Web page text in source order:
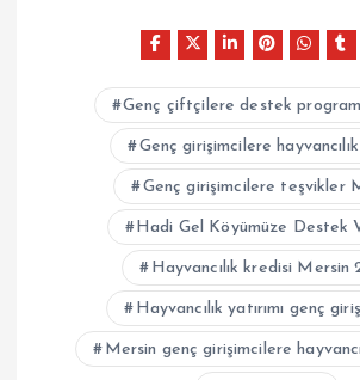
Genç çiftçilere destek
Genç girişimcilere
Genç girişimcilere teşvikler
Hadi Gel Köyümüze Destek
Hayvancılık kredisi Mersin
Hayvancılık yatırımı genç
Mersin genç girişimcilere